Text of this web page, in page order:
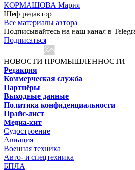
КОРМАШОВА Мария
Шеф-редактор
Все материалы автора
Подписывайтесь на наш канал в
Подписаться
НОВОСТИ ПРОМЫШЛЕННОСТИ
Редакция
Коммерческая служба
Партнёры
Выходные данные
Политика конфиденциальности
Прайс-лист
Медиа-кит
Судостроение
Авиация
Военная техника
Авто- и спецтехника
БПЛА